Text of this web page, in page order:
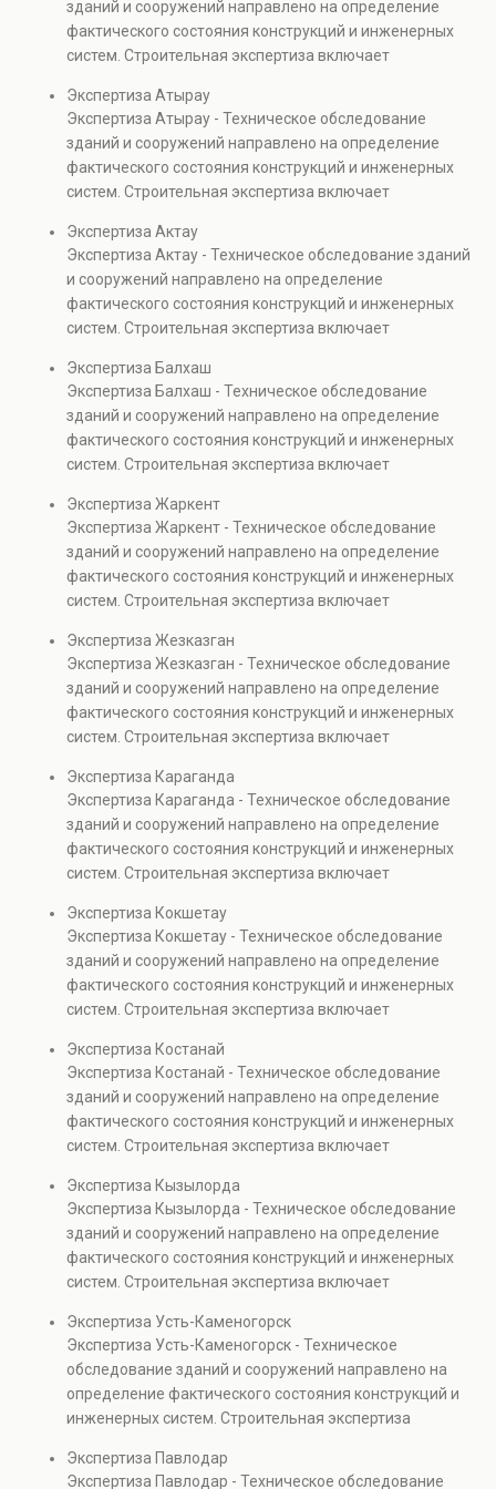
капитальном ремонте и реконструкции объектов, а
также при судебных разбирательствах и технических
проверках.
зданий и сооружений направлено на определение
фактического состояния конструкций и инженерных
систем. Строительная экспертиза включает
элементов и оценку эксплуатационной безопасности.
Услуга востребована при покупке недвижимости,
капитальном ремонте и реконструкции объектов, а
также при судебных разбирательствах и технических
проверках.
Экспертиза Атырау
Экспертиза Атырау - Техническое обследование
зданий и сооружений направлено на определение
фактического состояния конструкций и инженерных
систем. Строительная экспертиза включает
элементов и оценку эксплуатационной безопасности.
Услуга востребована при покупке недвижимости,
капитальном ремонте и реконструкции объектов, а
также при судебных разбирательствах и технических
проверках.
Экспертиза Актау
Экспертиза Актау - Техническое обследование зданий
и сооружений направлено на определение
фактического состояния конструкций и инженерных
систем. Строительная экспертиза включает
элементов и оценку эксплуатационной безопасности.
Услуга востребована при покупке недвижимости,
капитальном ремонте и реконструкции объектов, а
также при судебных разбирательствах и технических
проверках.
Экспертиза Балхаш
Экспертиза Балхаш - Техническое обследование
зданий и сооружений направлено на определение
фактического состояния конструкций и инженерных
систем. Строительная экспертиза включает
элементов и оценку эксплуатационной безопасности.
Услуга востребована при покупке недвижимости,
капитальном ремонте и реконструкции объектов, а
также при судебных разбирательствах и технических
проверках.
Экспертиза Жаркент
Экспертиза Жаркент - Техническое обследование
зданий и сооружений направлено на определение
фактического состояния конструкций и инженерных
систем. Строительная экспертиза включает
элементов и оценку эксплуатационной безопасности.
Услуга востребована при покупке недвижимости,
капитальном ремонте и реконструкции объектов, а
также при судебных разбирательствах и технических
проверках.
Экспертиза Жезказган
Экспертиза Жезказган - Техническое обследование
зданий и сооружений направлено на определение
фактического состояния конструкций и инженерных
систем. Строительная экспертиза включает
элементов и оценку эксплуатационной безопасности.
Услуга востребована при покупке недвижимости,
капитальном ремонте и реконструкции объектов, а
также при судебных разбирательствах и технических
проверках.
Экспертиза Караганда
Экспертиза Караганда - Техническое обследование
зданий и сооружений направлено на определение
фактического состояния конструкций и инженерных
систем. Строительная экспертиза включает
элементов и оценку эксплуатационной безопасности.
Услуга востребована при покупке недвижимости,
капитальном ремонте и реконструкции объектов, а
также при судебных разбирательствах и технических
проверках.
Экспертиза Кокшетау
Экспертиза Кокшетау - Техническое обследование
зданий и сооружений направлено на определение
фактического состояния конструкций и инженерных
систем. Строительная экспертиза включает
элементов и оценку эксплуатационной безопасности.
Услуга востребована при покупке недвижимости,
капитальном ремонте и реконструкции объектов, а
также при судебных разбирательствах и технических
проверках.
Экспертиза Костанай
Экспертиза Костанай - Техническое обследование
зданий и сооружений направлено на определение
фактического состояния конструкций и инженерных
систем. Строительная экспертиза включает
элементов и оценку эксплуатационной безопасности.
Услуга востребована при покупке недвижимости,
капитальном ремонте и реконструкции объектов, а
также при судебных разбирательствах и технических
проверках.
Экспертиза Кызылорда
Экспертиза Кызылорда - Техническое обследование
зданий и сооружений направлено на определение
фактического состояния конструкций и инженерных
систем. Строительная экспертиза включает
элементов и оценку эксплуатационной безопасности.
Услуга востребована при покупке недвижимости,
капитальном ремонте и реконструкции объектов, а
также при судебных разбирательствах и технических
проверках.
Экспертиза Усть-Каменогорск
Экспертиза Усть-Каменогорск - Техническое
обследование зданий и сооружений направлено на
определение фактического состояния конструкций и
инженерных систем. Строительная экспертиза
прочности элементов и оценку эксплуатационной
Экспертиза Павлодар
Экспертиза Павлодар - Техническое обследование